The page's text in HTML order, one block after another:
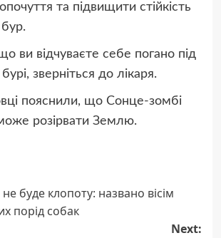
та підвищити стійкість
ви відчуваєте себе погано під
зверніться до лікаря.
пояснили, що Сонце-зомбі
розірвати Землю.
буде клопоту: названо вісім
порід собак
Next: